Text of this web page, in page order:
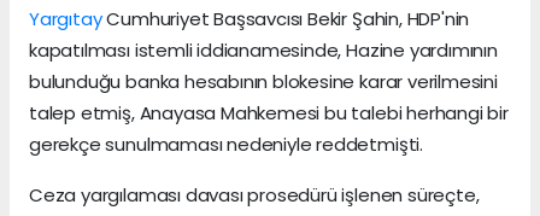
YargıtayCumhuriyet Başsavcısı Bekir Şahin, HDP'nin
kapatılması istemli iddianamesinde, Hazine yardımının
bulunduğu banka hesabının blokesine karar verilmesini
talep etmiş, Anayasa Mahkemesi bu talebi herhangi bir
gerekçe sunulmaması nedeniyle reddetmişti.
Ceza yargılaması davası prosedürü işlenen süreçte,